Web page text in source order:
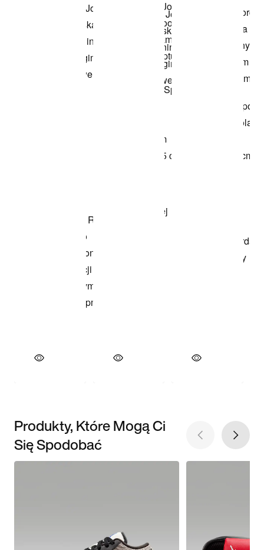
Produkty, Które Mogą Ci
Się Spodobać